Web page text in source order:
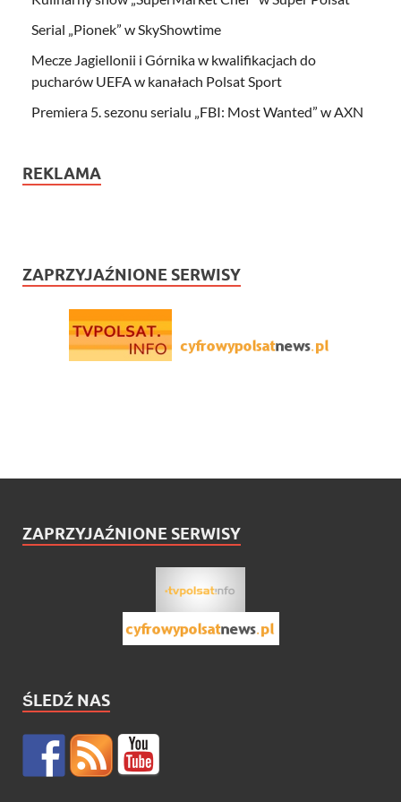
Serial „Pionek” w SkyShowtime
Mecze Jagiellonii i Górnika w kwalifikacjach do
pucharów UEFA w kanałach Polsat Sport
Premiera 5. sezonu serialu „FBI: Most Wanted” w AXN
REKLAMA
ZAPRZYJAŹNIONE SERWISY
ZAPRZYJAŹNIONE SERWISY
ŚLEDŹ NAS